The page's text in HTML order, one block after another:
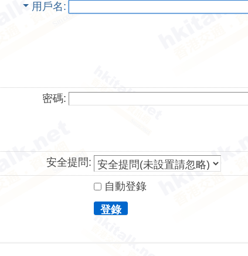
用戶名
密碼:
安全提問:
自動登錄
登錄